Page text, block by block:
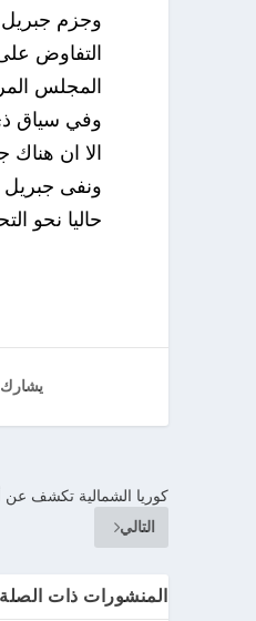
وجزم جبريل
التفاوض
المجلس
وفي سياق
الا ان
ونفى جبريل
حاليا نحو
كوريا الشمالية تكشف عن
التالي
المنشورات ذات الصلة